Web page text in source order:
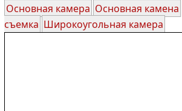
Основная камера Основная камена
съемка Широкоугольная камера